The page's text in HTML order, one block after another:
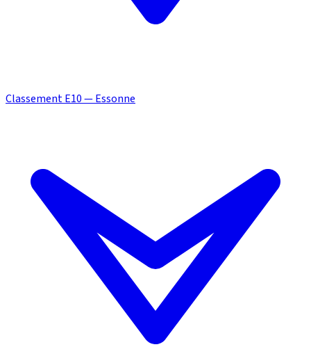
Classement E10 — Essonne